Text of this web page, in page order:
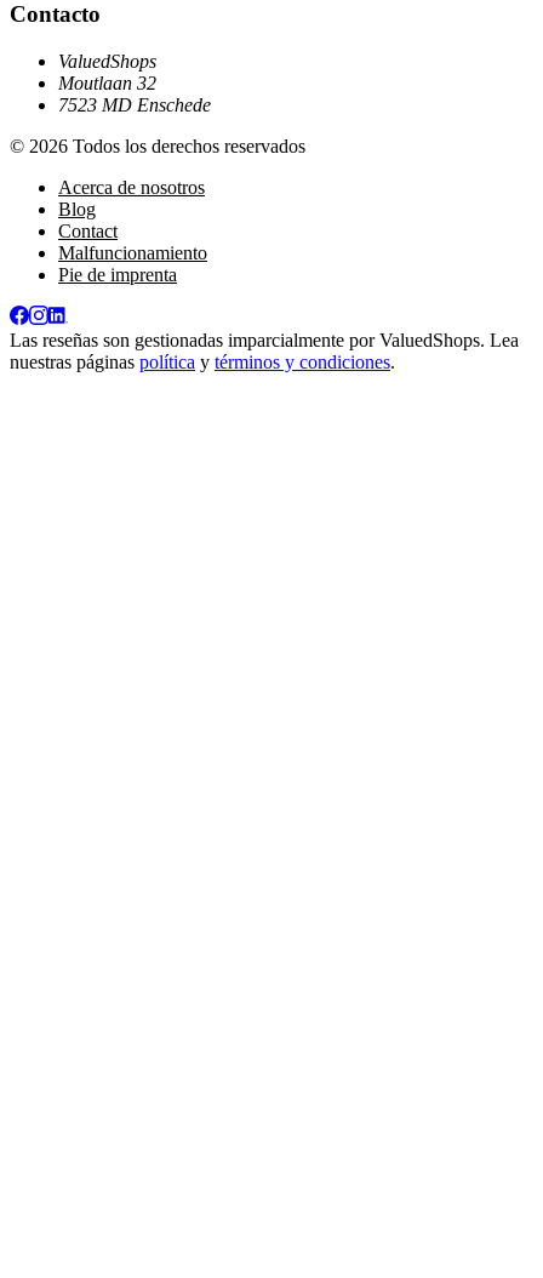
Contacto
ValuedShops
Moutlaan 32
7523 MD Enschede
© 2026 Todos los derechos reservados
Acerca de nosotros
Blog
Contact
Malfuncionamiento
Pie de imprenta
Las reseñas son gestionadas imparcialmente porValuedShops. Lea
nuestras páginas política y términos y condiciones.